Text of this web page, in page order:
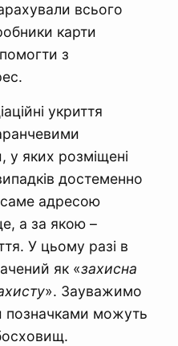
всього
карти
з
укриття
у яких розміщені
достеменно
саме адресою
а за якою –
У цьому разі в
як «захисна
». Зауважимо
можуть